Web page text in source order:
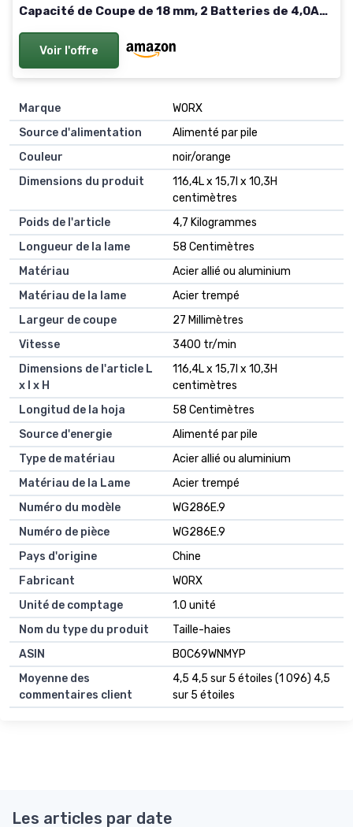
Capacité de Coupe de 18 mm, 2 Batteries de 4,0Ah,
Voir l'offre
Marque
WORX
Source d'alimentation
Alimenté par pile
Couleur
noir/orange
Dimensions du produit
116,4L x 15,7l x 10,3H
centimètres
Poids de l'article
4,7 Kilogrammes
Longueur de la lame
58 Centimètres
Matériau
Acier allié ou aluminium
Matériau de la lame
Acier trempé
Largeur de coupe
27 Millimètres
Vitesse
3400 tr/min
Dimensions de l'article L
x l x H
116,4L x 15,7l x 10,3H
centimètres
Longitud de la hoja
58 Centimètres
Source d'energie
Alimenté par pile
Type de matériau
Acier allié ou aluminium
Matériau de la Lame
Acier trempé
Numéro du modèle
WG286E.9
Numéro de pièce
WG286E.9
Pays d'origine
Chine
Fabricant
WORX
Unité de comptage
1.0 unité
Nom du type du produit
Taille-haies
ASIN
B0C69WNMYP
Moyenne des
commentaires client
4,5 4,5 sur 5 étoiles (1 096) 4,5
sur 5 étoiles
Les articles par date